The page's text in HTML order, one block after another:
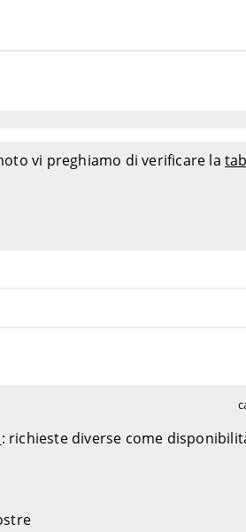
vi preghiamo di verificare la
: richieste diverse come